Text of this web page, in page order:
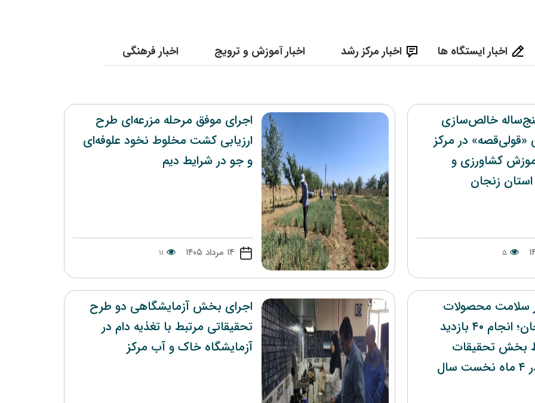
اخبار ایستگاه ها اخبار مرکز رشد اخبار آموزش و ترویج اخبار فرهنگی
خالص‌سازی
«قولی‌قصه» در مرکز
کشاورزی و
زنجان
۵
سلامت محصولات
کشاورزی زنجان؛ انجام ۴۰ بازدید
بخش تحقیقات
اجرای موفق مرحله مزرعه‌ای طرح
ارزیابی کشت مخلوط نخود علوفه‌ای
و جو در شرایط دیم
۱۴ مرداد ۱۴۰۵ ۱۱
اجرای بخش آزمایشگاهی دو طرح
تحقیقاتی مرتبط با تغذیه دام در
آزمایشگاه خاک و آب مرکز